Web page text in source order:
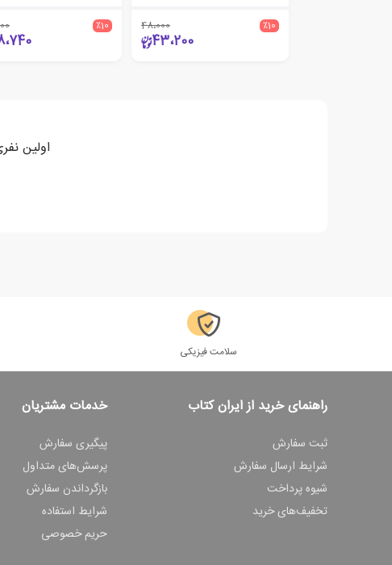
٪10 48،000
43،200
٪10
اولین
سلامت فیزیکی
راهنمای خرید از ایران کتاب
ثبت سفارش
شرایط ارسال سفارش
شیوه پرداخت
تخفیف‌های خرید
خدمات مشتریان
پیگیری سفارش
پرسش‌های متداول
بازگرداندن سفارش
شرایط استفاده
حریم خصوصی